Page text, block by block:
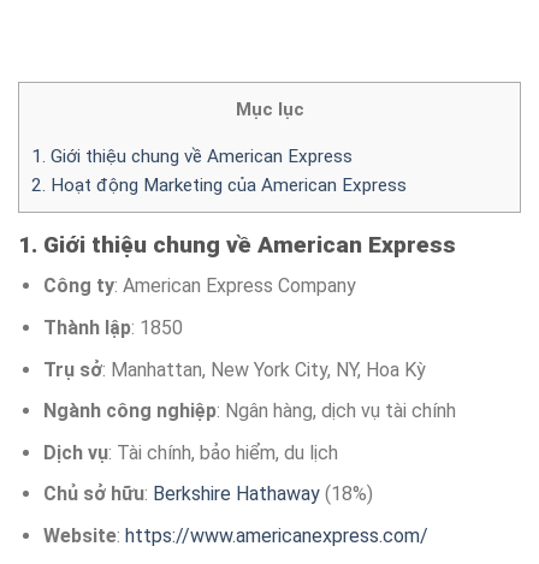
Mục lục
1. Giới thiệu chung về American Express
2. Hoạt động Marketing của American Express
1. Giới thiệu chung về American Express
Công ty: American Express Company
Thành lập: 1850
Trụ sở: Manhattan, New York City, NY, Hoa Kỳ
Ngành công nghiệp: Ngân hàng, dịch vụ tài chính
Dịch vụ: Tài chính, bảo hiểm, du lịch
Chủ sở hữu: Berkshire Hathaway(18%)
Website: https://www.americanexpress.com/